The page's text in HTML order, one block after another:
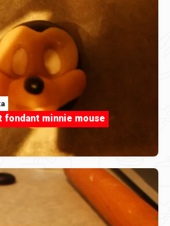
fondant minnie mouse